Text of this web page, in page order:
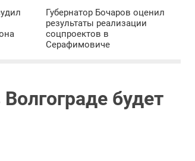
Губернатор Бочаров оценил
результаты реализации
соцпроектов в
Серафимовиче
будет